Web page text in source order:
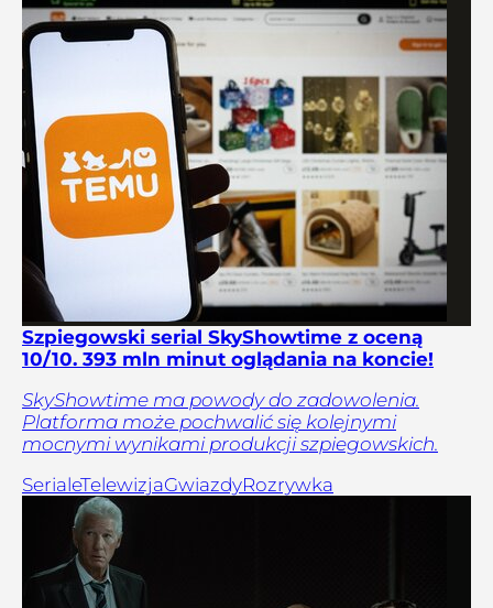
Szpiegowski serial SkyShowtime z oceną
10/10. 393 mln minut oglądania na koncie!
SkyShowtime ma powody do zadowolenia.
Platforma może pochwalić się kolejnymi
mocnymi wynikami produkcji szpiegowskich.
SerialeTelewizjaGwiazdyRozrywka